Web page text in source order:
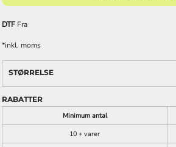
DTF Fra
*inkl. moms
STØRRELSE
RABATTER
Minimum antal
10 + varer